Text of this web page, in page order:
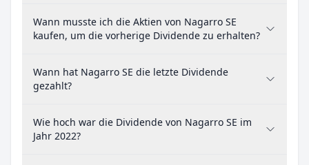
Wann musste ich die Aktien von Nagarro SE
kaufen, um die vorherige Dividende zu erhalten?
Wann hat Nagarro SE die letzte Dividende
gezahlt?
Wie hoch war die Dividende von Nagarro SE im
Jahr 2022?